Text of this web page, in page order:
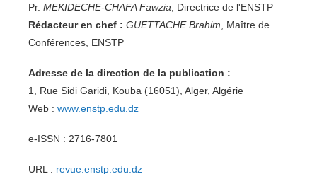
Pr. MEKIDECHE-CHAFA Fawzia , Directrice de l'ENSTP
Rédacteur en chef : GUETTACHE Brahim , Maître de
Conférences, ENSTP
Adresse de la direction de la publication :
1, Rue Sidi Garidi, Kouba (16051), Alger, Algérie
Web : www.enstp.edu.dz
e-ISSN : 2716-7801
URL : revue.enstp.edu.dz